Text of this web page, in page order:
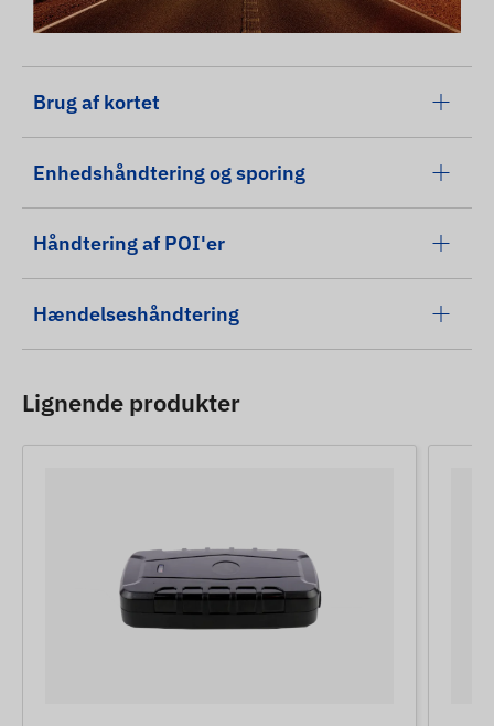
Brug af kortet
Enhedshåndtering og sporing
Håndtering af POI'er
Hændelseshåndtering
Lignende produkter